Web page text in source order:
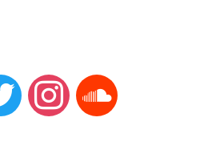
instagramsoundcloud